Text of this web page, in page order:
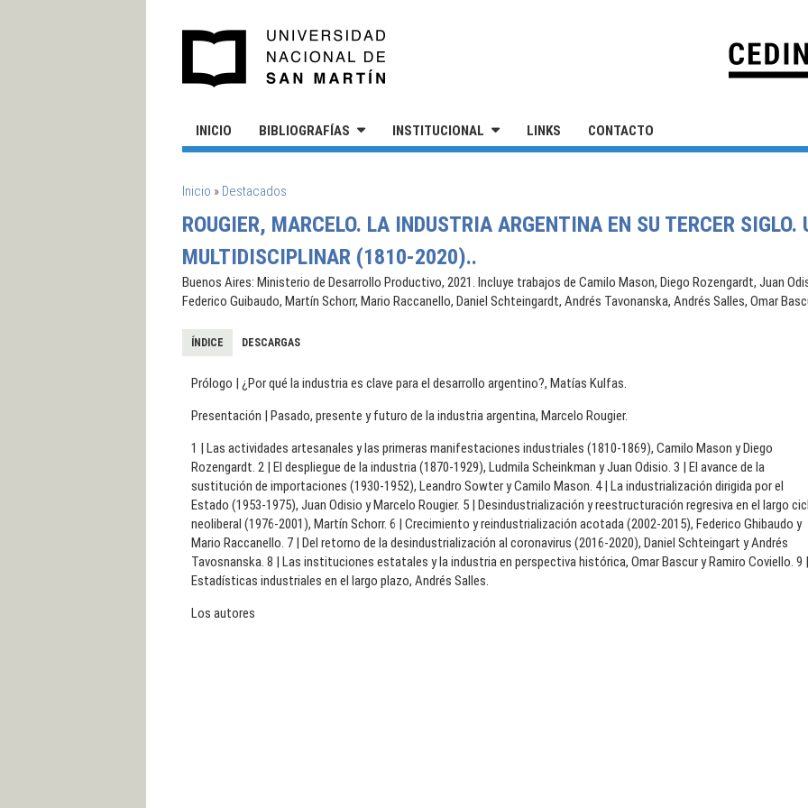
INICIO BIBLIOGRAFÍAS INSTITUCIONAL LINKS CONTACTO
SE ENCUENTRA USTED AQUÍ
Inicio » Destacados
ROUGIER, MARCELO. LA INDUSTRIA ARGENTINA EN SU TERCER
MULTIDISCIPLINAR (1810-2020)..
Buenos Aires: Ministerio de Desarrollo Productivo, 2021. Incluye trabajos de Camilo Mason, Diego Rozengardt, Juan
Federico Guibaudo, Martín Schorr, Mario Raccanello, Daniel Schteingardt, Andrés Tavonanska, Andrés Salles, Omar
ÍNDICE DESCARGAS
Prólogo | ¿Por qué la industria es clave para el desarrollo argentino?, Matías Kulfas.
Presentación | Pasado, presente y futuro de la industria argentina, Marcelo Rougier.
1 | Las actividades artesanales y las primeras manifestaciones industriales (1810-1869), Camilo Mason y Diego
Rozengardt. 2 | El despliegue de la industria (1870-1929), Ludmila Scheinkman y Juan Odisio. 3 | El avance de la
sustitución de importaciones (1930-1952), Leandro Sowter y Camilo Mason. 4 | La industrialización dirigida por el
Estado (1953-1975), Juan Odisio y Marcelo Rougier. 5 | Desindustrialización y reestructuración regresiva en el largo
neoliberal (1976-2001), Martín Schorr. 6 | Crecimiento y reindustrialización acotada (2002-2015), Federico Ghibaudo y
Mario Raccanello. 7 | Del retorno de la desindustrialización al coronavirus (2016-2020), Daniel Schteingart y Andrés
Tavosnanska. 8 | Las instituciones estatales y la industria en perspectiva histórica, Omar Bascur y Ramiro Coviello. 9 |
Estadísticas industriales en el largo plazo, Andrés Salles.
Los autores